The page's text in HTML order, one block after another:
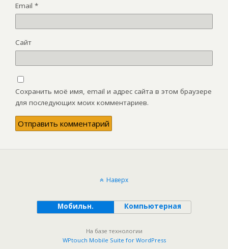
Email *
Сайт
Сохранить моё имя, email и адрес сайта в этом браузере
для последующих моих комментариев.
Наверх
Мобильн. Компьютерная
На базе технологии
WPtouch Mobile Suite for WordPress